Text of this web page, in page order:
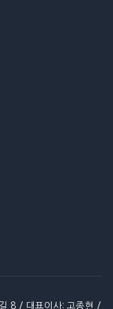
8 / 대표이사: 고종현 /